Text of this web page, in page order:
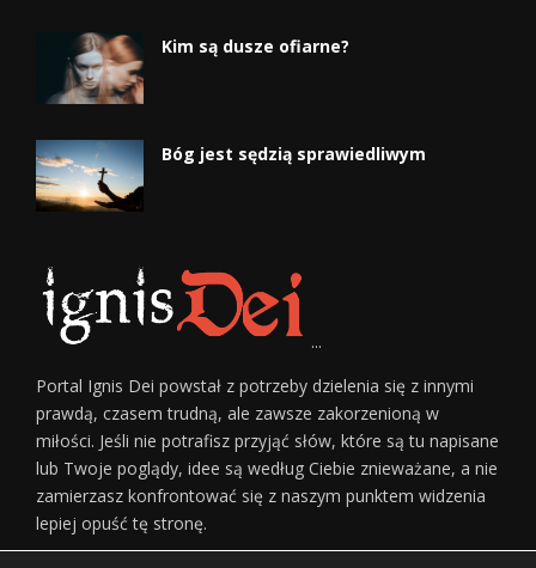
Kim są dusze ofiarne?
Bóg jest sędzią sprawiedliwym
...
Portal Ignis Dei powstał z potrzeby dzielenia się z innymi
prawdą, czasem trudną, ale zawsze zakorzenioną w
miłości. Jeśli nie potrafisz przyjąć słów, które są tu napisane
lub Twoje poglądy, idee są według Ciebie znieważane, a nie
zamierzasz konfrontować się z naszym punktem widzenia
lepiej opuść tę stronę.